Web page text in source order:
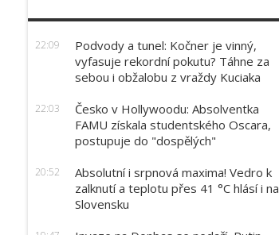
22:09
Podvody a tunel: Kočner je vinný,
vyfasuje rekordní pokutu? Táhne za
sebou i obžalobu z vraždy Kuciaka
22:03
Česko v Hollywoodu: Absolventka
FAMU získala studentského Oscara,
postupuje do "dospělých"
20:52
Absolutní i srpnová maxima! Vedro k
zalknutí a teplotu přes 41 °C hlásí i na
Slovensku